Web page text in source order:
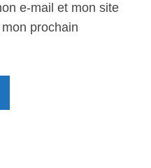
e-mail et mon site
prochain